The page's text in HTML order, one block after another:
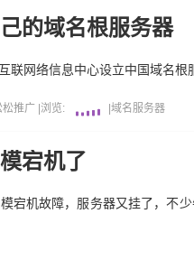
的域名根服务器
联网络信息中心设立中国域名根
松推广 浏览: 域名服务器
宕机了
宕机故障，服务器又挂了，不